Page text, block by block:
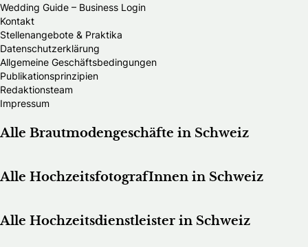
Wedding Guide – Business Login
Kontakt
Stellenangebote & Praktika
Datenschutzerklärung
Allgemeine Geschäftsbedingungen
Publikationsprinzipien
Redaktionsteam
Impressum
Alle Brautmodengeschäfte in Schweiz
Alle HochzeitsfotografInnen in Schweiz
Alle Hochzeitsdienstleister in Schweiz